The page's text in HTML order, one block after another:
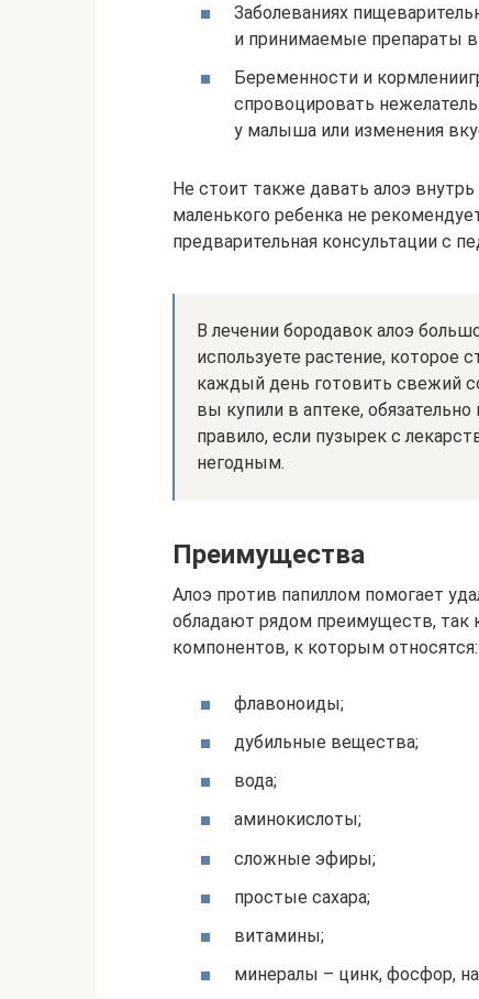
Заболеваниях
и принимаемые препараты
Беременности и
спровоцировать
у малыша или изменения
Не стоит также давать алоэ
маленького ребенка не
предварительная консультации с
В лечении бородавок алоэ
используете растение,
каждый день готовить свежий
вы купили в аптеке,
правило, если пузырек с
негодным.
Преимущества
Алоэ против папиллом помогает
обладают рядом преимуществ, так
компонентов, к которым относятся:
флавоноиды;
дубильные вещества;
вода;
аминокислоты;
сложные эфиры;
простые сахара;
витамины;
минералы – цинк, фосфор,